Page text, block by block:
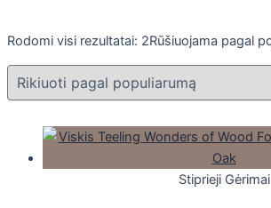
Rodomi visi rezultatai: 2Rūšiuojama pagal
Stiprieji Gėrimai